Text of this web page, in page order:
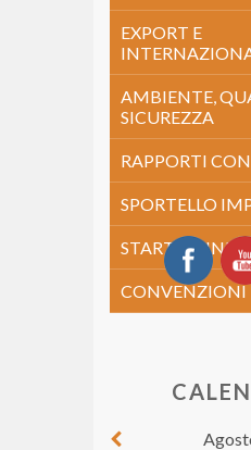
EXPORT E
AMBIENTE,
SICUREZZA
RAPPORTI
SPORTELLO
START UP
CONVENZIONI